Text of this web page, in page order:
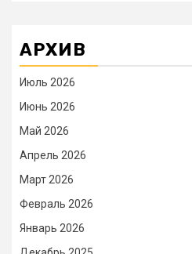
АРХИВ
Июль 2026
Июнь 2026
Май 2026
Апрель 2026
Март 2026
Февраль 2026
Январь 2026